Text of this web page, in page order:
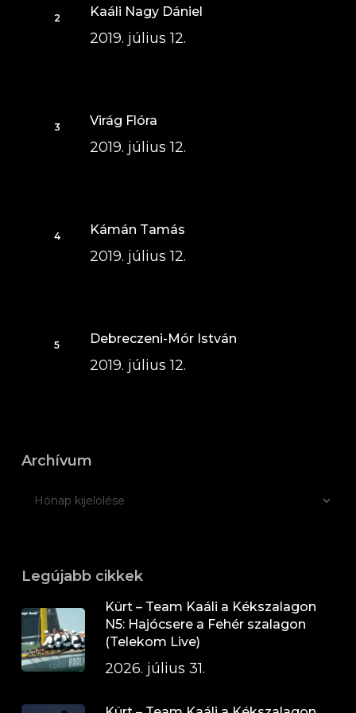
Kaáli Nagy Dániel
2019. július 12.
Virág Flóra
2019. július 12.
Kámán Tamás
2019. július 12.
Debreczeni-Mór István
2019. július 12.
Archívum
Legújabb cikkek
Kürt – Team Kaáli a Kékszalagon
N5: Hajócsere a Fehér szalagon
(Telekom Live)
2026. július 31.